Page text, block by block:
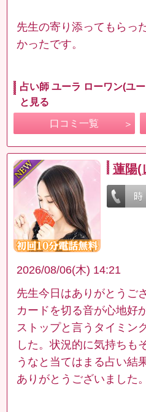
先生の寄り添ってもらっ
かったです。
占い師 ユーラ ローワン(ユ
と見る
口コミ一覧
蓮陽(
2026/08/06(木) 14:21
先生今日はありがとうご
カードを切る音が心地好
ストップと言うタイミン
した。状況的に気持ちも
うなと当てはまる占い結
ありがとうございました。